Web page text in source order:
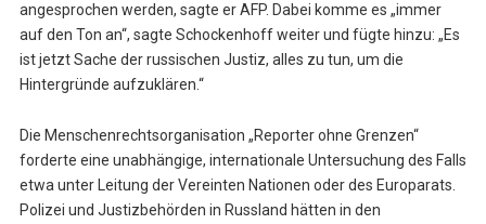
angesprochen werden, sagte er AFP. Dabei komme es „immer
auf den Ton an“, sagte Schockenhoff weiter und fügte hinzu: „Es
ist jetzt Sache der russischen Justiz, alles zu tun, um die
Hintergründe aufzuklären.“
Die Menschenrechtsorganisation „Reporter ohne Grenzen“
forderte eine unabhängige, internationale Untersuchung des Falls
etwa unter Leitung der Vereinten Nationen oder des Europarats.
Polizei und Justizbehörden in Russland hätten in den